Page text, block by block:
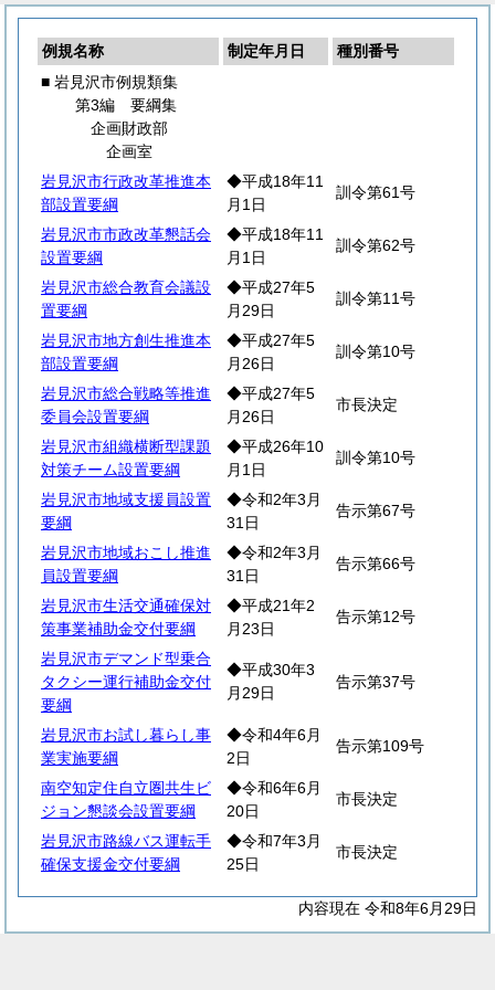
例規名称 制定年月日
種別番号
■ 岩見沢市例規類集
第3編 要綱集
企画財政部
企画室
岩見沢市行政改革推進本
部設置要綱
◆平成18年11
月1日
訓令第61号
岩見沢市市政改革懇話会
設置要綱
◆平成18年11
月1日
訓令第62号
岩見沢市総合教育会議設
置要綱
◆平成27年5
月29日
訓令第11号
岩見沢市地方創生推進本
部設置要綱
◆平成27年5
月26日
訓令第10号
岩見沢市総合戦略等推進
委員会設置要綱
◆平成27年5
月26日
市長決定
岩見沢市組織横断型課題
対策チーム設置要綱
◆平成26年10
月1日
訓令第10号
岩見沢市地域支援員設置
要綱
◆令和2年3月
31日
告示第67号
岩見沢市地域おこし推進
員設置要綱
◆令和2年3月
31日
告示第66号
岩見沢市生活交通確保対
策事業補助金交付要綱
◆平成21年2
月23日
告示第12号
岩見沢市デマンド型乗合
タクシー運行補助金交付
要綱
◆平成30年3
月29日
告示第37号
岩見沢市お試し暮らし事
業実施要綱
◆令和4年6月
2日
告示第109号
南空知定住自立圏共生ビ
ジョン懇談会設置要綱
◆令和6年6月
20日
市長決定
岩見沢市路線バス運転手
確保支援金交付要綱
◆令和7年3月
25日
市長決定
内容現在 令和8年6月29日